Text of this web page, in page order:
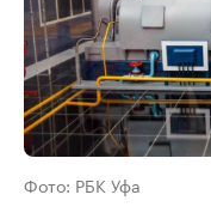
Фото: РБК Уфа